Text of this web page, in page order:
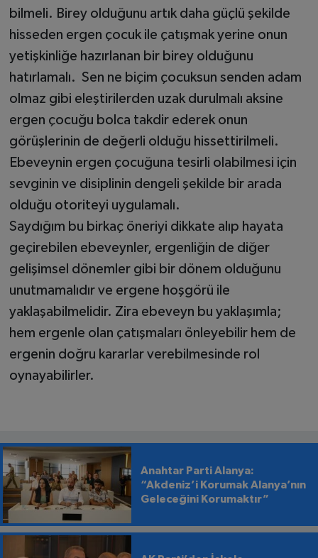
bilmeli. Birey olduğunu artık daha güçlü şekilde
hisseden ergen çocuk ile çatışmak yerine onun
yetişkinliğe hazırlanan bir birey olduğunu
hatırlamalı. Sen ne biçim çocuksun senden adam
olmaz gibi eleştirilerden uzak durulmalı aksine
ergen çocuğu bolca takdir ederek onun
görüşlerinin de değerli olduğu hissettirilmeli.
Ebeveynin ergen çocuğuna tesirli olabilmesi için
sevginin ve disiplinin dengeli şekilde bir arada
olduğu otoriteyi uygulamalı.
Saydığım bu birkaç öneriyi dikkate alıp hayata
geçirebilen ebeveynler, ergenliğin de diğer
gelişimsel dönemler gibi bir dönem olduğunu
unutmamalıdır ve ergene hoşgörü ile
yaklaşabilmelidir. Zira ebeveyn bu yaklaşımla;
hem ergenle olan çatışmaları önleyebilir hem de
ergenin doğru kararlar verebilmesinde rol
oynayabilirler.
Anahtar Parti Alanya:
“Akdeniz’i Korumak Alanya’nın
Geleceğini Korumaktır”